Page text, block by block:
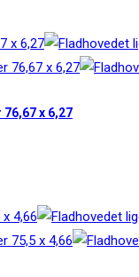
x 6,27